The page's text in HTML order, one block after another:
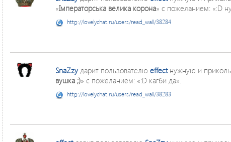
«Імператорська велика корона» с пожеланием: «:D
http://lovelychat.ru/users/read_wall/38284
SnaZzyдарит пользователю effectнужную и
вушка ;)» с пожеланием: «:D кагби да».
http://lovelychat.ru/users/read_wall/38283